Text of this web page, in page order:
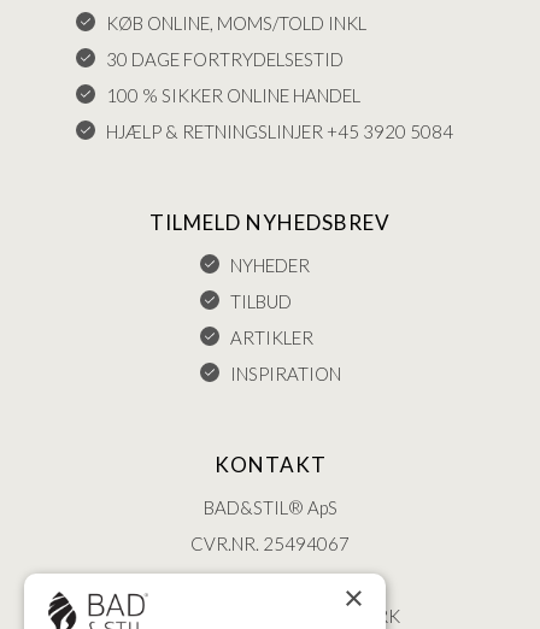
KØB ONLINE, MOMS/TOLD INKL
30 DAGE FORTRYDELSESTID
100 % SIKKER ONLINE HANDEL
HJÆLP & RETNINGSLINJER +45 3920 5084
TILMELD NYHEDSBREV
NYHEDER
TILBUD
ARTIKLER
INSPIRATION
KONTAKT
BAD&STIL® ApS
CVR.NR. 25494067
ØSTERBROGADE 202
2100 KØBENHAVN • DANMARK
×